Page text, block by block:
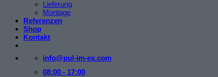
Lieferung
Montage
Referenzen
Shop
Kontakt
info@pul-im-ex.com
08:00 - 17:00